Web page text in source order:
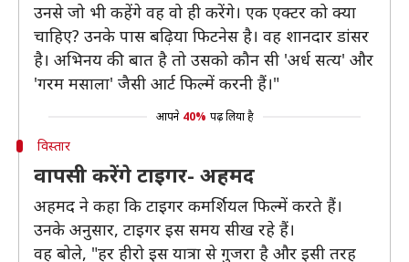
उनसे जो भी कहेंगे वह वो ही करेंगे। एक एक्टर को क्या
चाहिए? उनके पास बढ़िया फिटनेस है। वह शानदार डांसर
है। अभिनय की बात है तो उसको कौन सी 'अर्ध सत्य' और
'गरम मसाला' जैसी आर्ट फिल्में करनी हैं।"
आपने 40% पढ़ लिया है
विस्तार
वापसी करेंगे टाइगर- अहमद
अहमद ने कहा कि टाइगर कमर्शियल फिल्में करते हैं।
उनके अनुसार, टाइगर इस समय सीख रहे हैं।
वह बोले, "हर हीरो इस यात्रा से गुजरा है और इसी तरह